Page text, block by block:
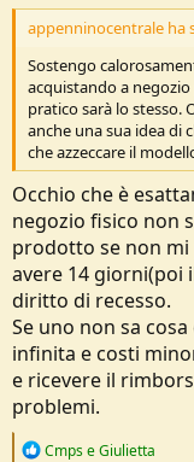
appenninocentrale ha
Sostengo
acquistando a
pratico sarà lo stesso.
anche una sua idea di
che azzeccare il
Occhio che è
negozio fisico non
prodotto se non mi
avere 14 giorni(poi
diritto di recesso.
Se uno non sa
infinita e costi
e ricevere il
problemi.
R
CmpseGiulietta